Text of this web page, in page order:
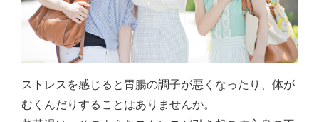
ストレスを感じると胃腸の調子が悪くなったり、体が
むくんだりすることはありませんか。